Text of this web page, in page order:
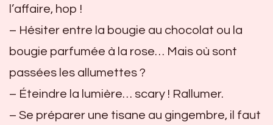
l’affaire, hop !
– Hésiter entre la bougie au chocolat ou la
bougie parfumée à la rose… Mais où sont
passées les allumettes ?
– Éteindre la lumière… scary ! Rallumer.
– Se préparer une tisane au gingembre, il faut